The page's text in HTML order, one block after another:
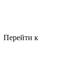
Перейти к